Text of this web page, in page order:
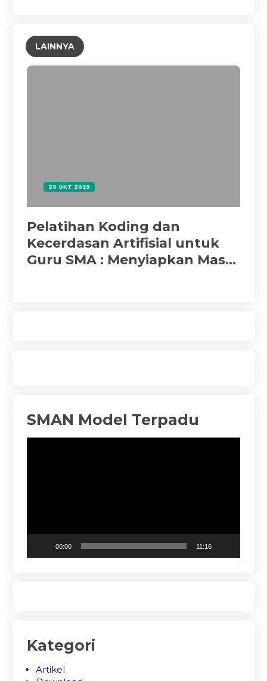
LAINNYA
20 OKT 2025
Pelatihan Koding dan
Kecerdasan Artifisial untuk
Guru SMA : Menyiapkan Masa
SMAN Model Terpadu
00:00 11:16
Kategori
Artikel